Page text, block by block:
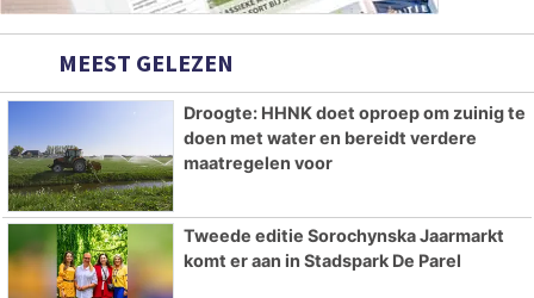
MEEST GELEZEN
Droogte: HHNK doet oproep om zuinig te
doen met water en bereidt verdere
maatregelen voor
Tweede editie Sorochynska Jaarmarkt
komt er aan in Stadspark De Parel